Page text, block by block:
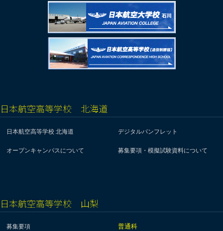
日本航空高等学校 北海道
日本航空高等学校 北海道 デジタルパンフレット
オープンキャンパスについて 募集要項・模擬試験資料について
日本航空高等学校 山梨
募集要項
普通科